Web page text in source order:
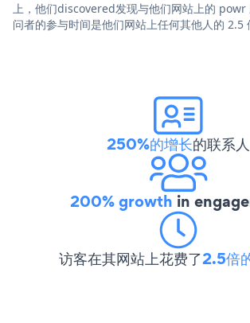
上，他们discovered发现与他们网站上的 powr
问者的参与时间是他们网站上任何其他人的 2.5
250%的增长的联系人
200% growth in
访客在其网站上花费了2.5倍